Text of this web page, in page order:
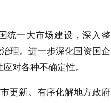
统一大市场建设，深入整
理。进一步深化国资国企
对各种不确定性。
更新。有序化解地方政府